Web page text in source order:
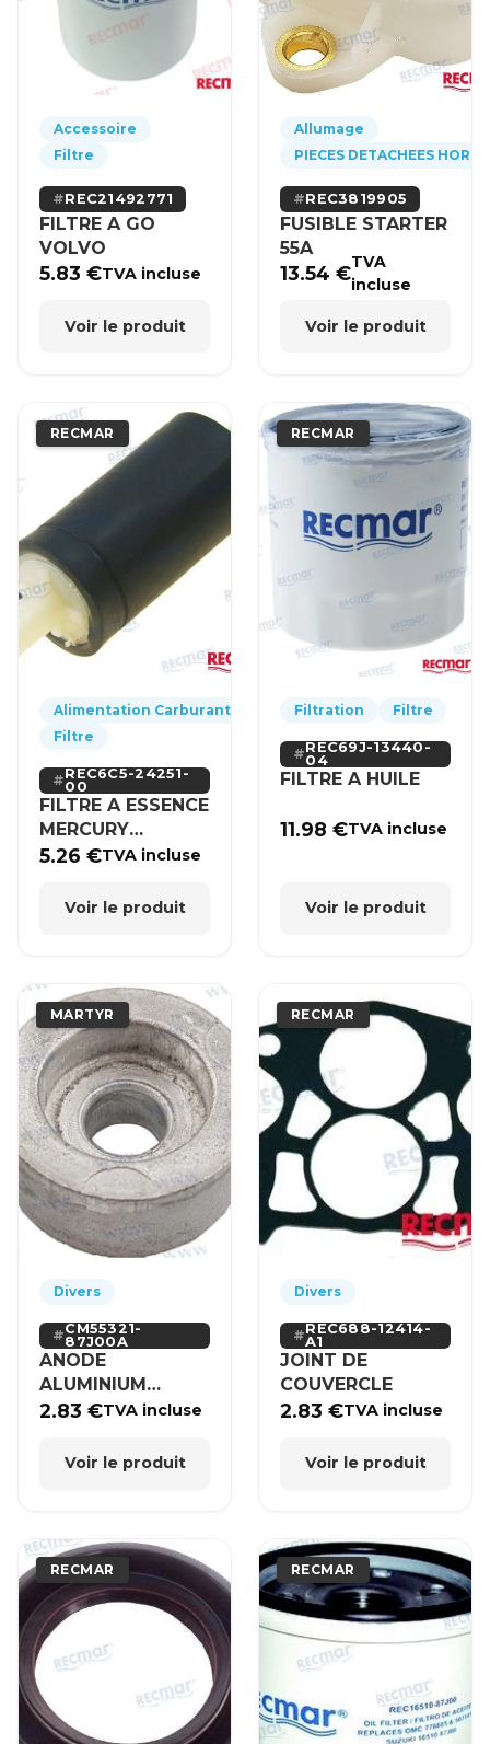
Accessoire
Filtre
REC21492771
FILTRE A GO
VOLVO
5.83€TVA incluse
Voir le produit
Allumage
PIECES DETACHEES HORS-
REC3819905
FUSIBLE STARTER
55A
13.54€TVA
incluse
Voir le produit
RECMAR
Alimentation Carburant
Filtre
REC6C5-24251-
00
FILTRE A ESSENCE
MERCURY
YAMAHA
5.26€TVA incluse
Voir le produit
RECMAR
Filtration Filtre
REC69J-13440-
04
FILTRE A HUILE
11.98€TVA incluse
Voir le produit
MARTYR
Divers
CM55321-
87J00A
ANODE
ALUMINIUM
SUZUKI
2.83€TVA incluse
Voir le produit
RECMAR
Divers
REC688-12414-
A1
JOINT DE
COUVERCLE
2.83€TVA incluse
Voir le produit
RECMAR RECMAR